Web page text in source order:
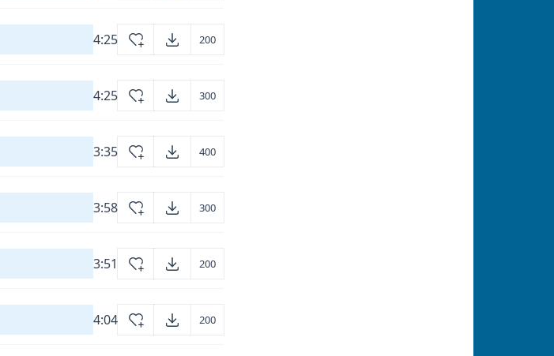
4:25
200
4:25
300
3:35
400
3:58
300
3:51
200
4:04
200